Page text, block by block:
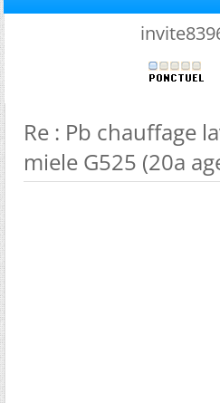
Re : Pb chauffage
miele G525 (20a